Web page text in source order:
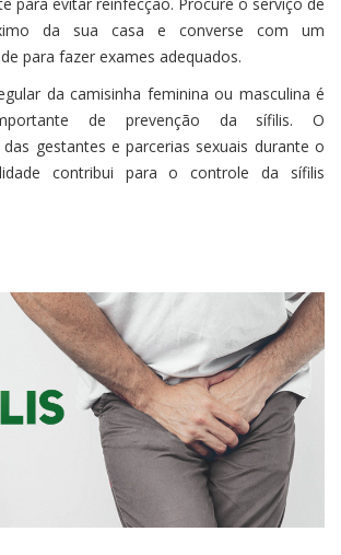
da sua casa e converse com um
para fazer exames adequados.
da camisinha feminina ou masculina é
de prevenção da sífilis. O
gestantes e parcerias sexuais durante o
contribui para o controle da sífilis